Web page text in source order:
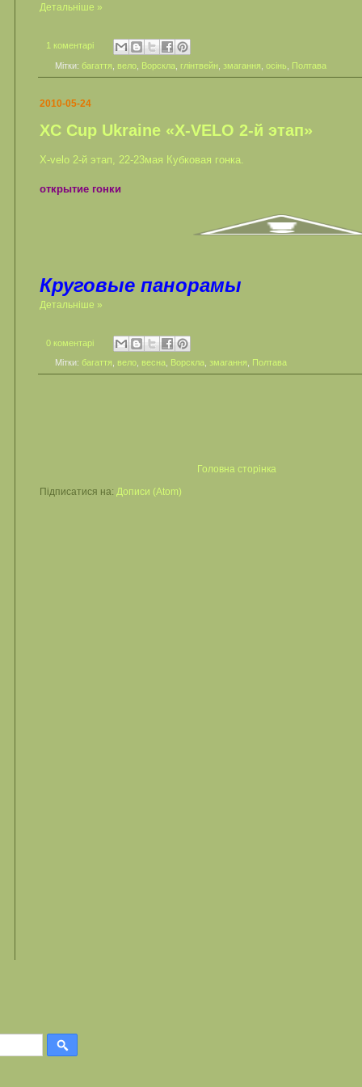
Детальніше »
1 коментарі
Мітки: багаття вело, Ворскла глінтвейн змагання осінь Полтава
2010-05-24
XC Cup Ukraine «Х-VELO 2-й этап»
X-velo 2-й этап, 22-23мая Кубковая гонка.
открытие гонки
Круговые панорамы
Детальніше »
0 коментарі
Мітки: багаття вело, весна Ворскла змагання Полтава
Головна сторінка
Підписатися на: Дописи (Atom)